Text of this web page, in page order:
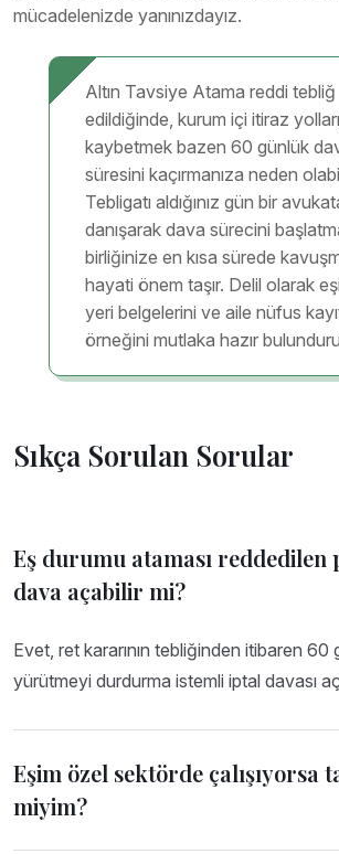
mücadelenizde yanınızdayız.
Altın Tavsiye Atama reddi tebliğ
edildiğinde, kurum içi itiraz
kaybetmek bazen 60 günlük
süresini kaçırmanıza neden
Tebligatı aldığınız gün bir
danışarak dava sürecini
birliğinize en kısa sürede
hayati önem taşır. Delil olarak
yeri belgelerini ve aile nüfus
örneğini mutlaka hazır
Sıkça Sorulan Sorular
Eş durumu ataması reddedilen
dava açabilir mi?
Evet, ret kararının tebliğinden itibaren 60
yürütmeyi durdurma istemli iptal davası
Eşim özel sektörde çalışıyorsa
miyim?